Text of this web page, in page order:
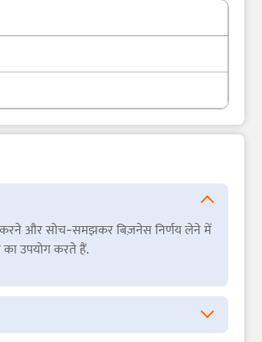
करने और सोच-समझकर बिज़नेस निर्णय लेने में
का उपयोग करते हैं.